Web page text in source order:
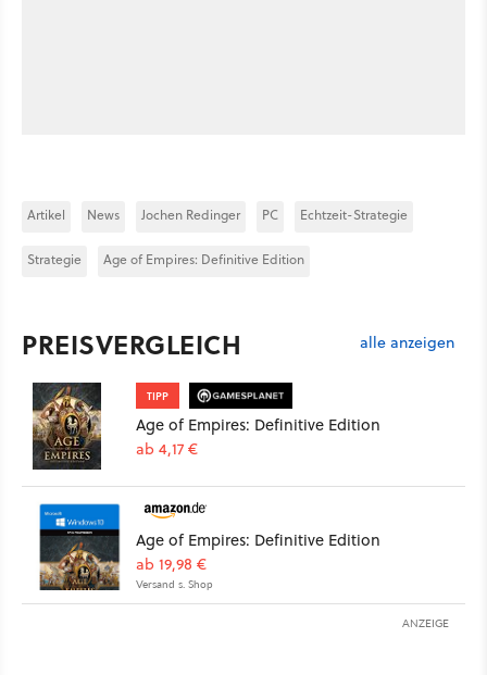
Artikel News Jochen Redinger PC Echtzeit-Strategie
Strategie Age of Empires: Definitive Edition
PREISVERGLEICH alle anzeigen
TIPP
Age of Empires: Definitive Edition
ab 4,17 €
Age of Empires: Definitive Edition
ab 19,98 €
Versand s. Shop
ANZEIGE